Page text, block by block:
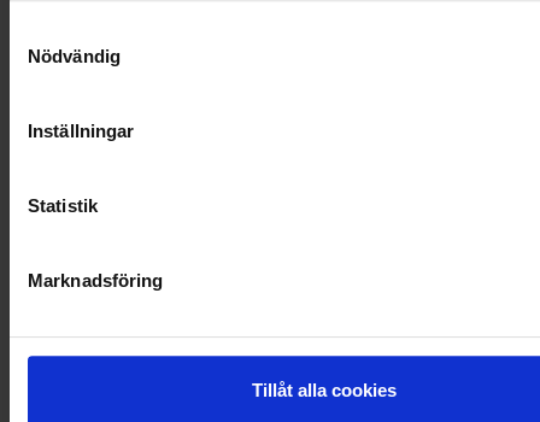
Nödvändig
Inställningar
Statistik
Marknadsföring
Tillåt alla cookies